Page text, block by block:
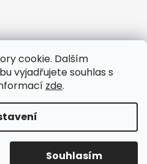
cookie. Dalším
vyjadřujete souhlas s
zde.
Souhlasím
práva vyhrazena.Upravit
cookies